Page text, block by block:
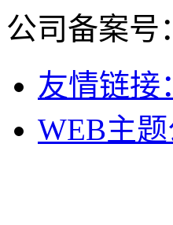
公司备案号：
友情链接
WEB主题